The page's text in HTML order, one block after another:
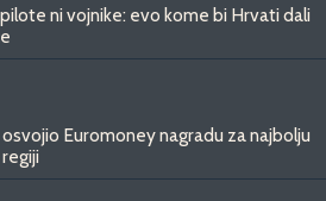
ni vojnike: evo kome bi Hrvati dali
Euromoney nagradu za najbolju
regiji